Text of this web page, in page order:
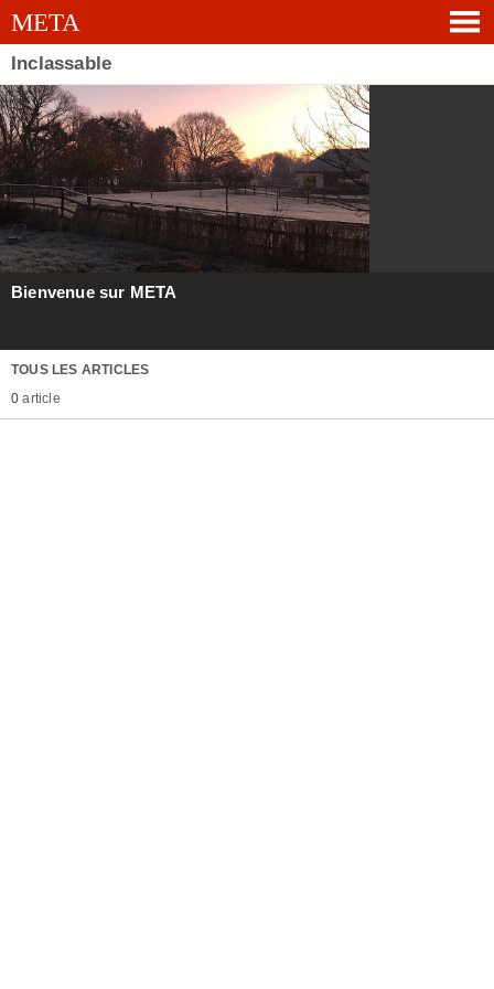
Inclassable
Bienvenue sur META
TOUS LES ARTICLES
0 article